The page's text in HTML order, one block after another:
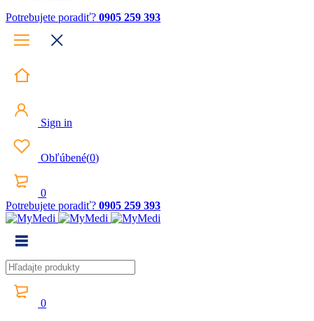
Potrebujete poradiť? 0905 259 393
Sign in
Obľúbené(0)
0
Potrebujete poradiť? 0905 259 393
0